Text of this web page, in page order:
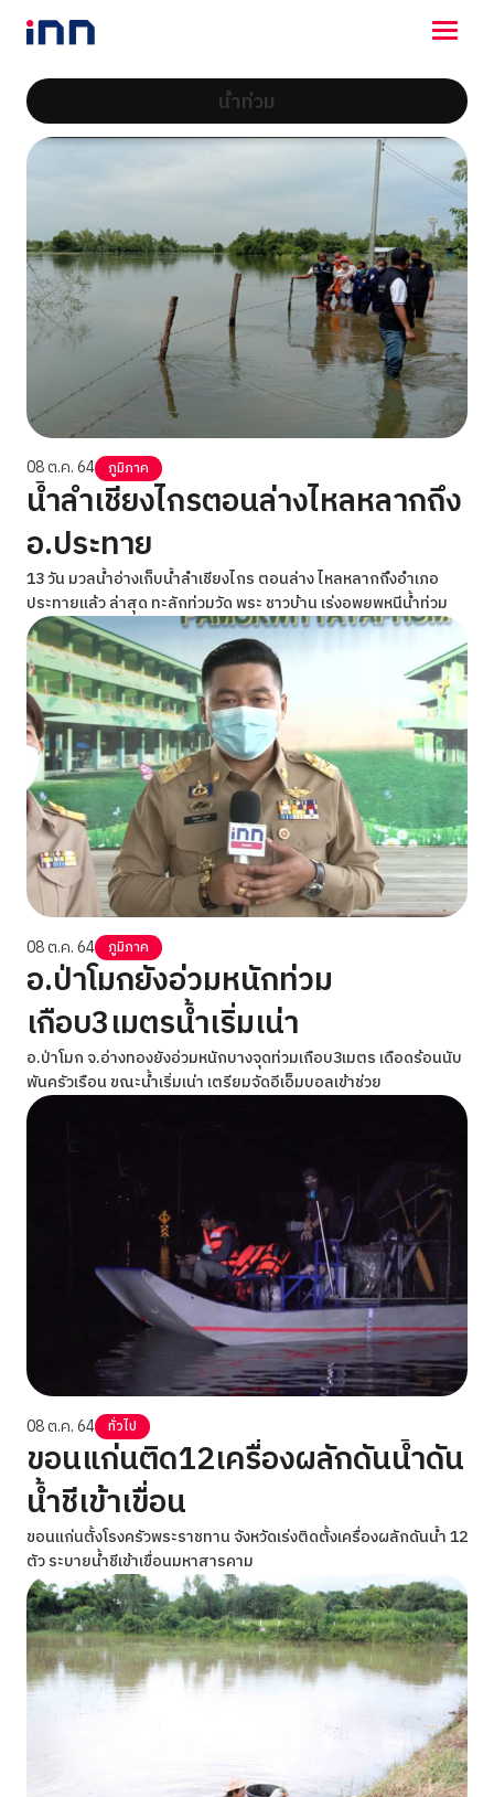
NEWS
ENTERTAINMENT
LIFESTYLE
VIDEO
ร่วมด้วยช่วยกัน
น้ำท่วม
08 ต.ค. 64 ภูมิภาค
น้ำลำเชียงไกรตอนล่างไหลหลากถึง
อ.ประทาย
13 วัน มวลน้ำอ่างเก็บน้ำลำเชียงไกร ตอนล่าง ไหลหลากถึงอำเภอ
ประทายแล้ว ล่าสุด ทะลักท่วมวัด พระ ชาวบ้าน เร่งอพยพหนีน้ำท่วม
08 ต.ค. 64 ภูมิภาค
อ.ป่าโมกยังอ่วมหนักท่วม
เกือบ3เมตรน้ำเริ่มเน่า
อ.ป่าโมก จ.อ่างทองยังอ่วมหนักบางจุดท่วมเกือบ3เมตร เดือดร้อนนับ
พันครัวเรือน ขณะน้ำเริ่มเน่า เตรียมจัดอีเอ็มบอลเข้าช่วย
08 ต.ค. 64 ทั่วไป
ขอนแก่นติด12เครื่องผลักดันน้ำดัน
น้ำชีเข้าเขื่อน
ขอนแก่นตั้งโรงครัวพระราชทาน จังหวัดเร่งติดตั้งเครื่องผลักดันน้ำ 12
ตัว ระบายน้ำชีเข้าเขื่อนมหาสารคาม